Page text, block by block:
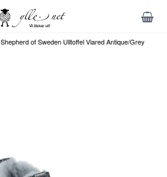
Shepherd of Sweden Ulltoffel Viared Antique/Grey